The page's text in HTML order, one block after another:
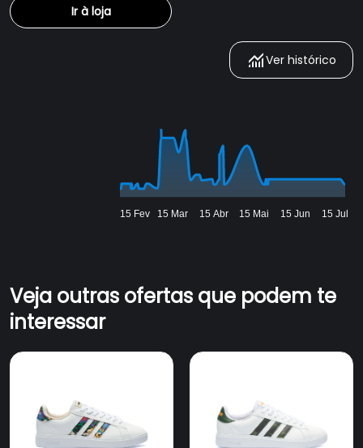
Ir à loja
Ver histórico
15 Fev 15 Mar 15 Abr 15 Mai 15 Jun 15 Jul
Veja outras ofertas que podem te
interessar